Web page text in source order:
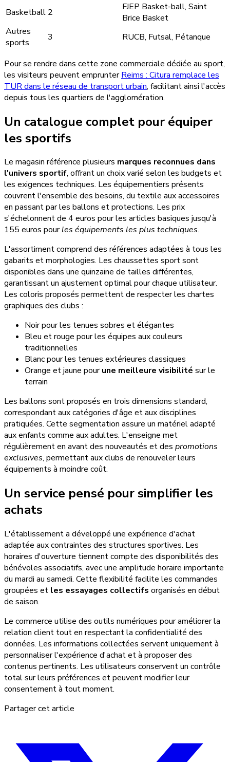
Basketball 2
FJEP Basket-ball, Saint
Brice Basket
Autres
sports
3 RUCB, Futsal, Pétanque
Pour se rendre dans cette zone commerciale dédiée au sport,
les visiteurs peuvent emprunterReims : Citura remplace les
TUR dans le réseau de transport urbain, facilitant ainsi l'accès
depuis tous les quartiers de l'agglomération.
Un catalogue complet pour équiper
les sportifs
Le magasin référence plusieurs marques reconnues dans
l'univers sportif, offrant un choix varié selon les budgets et
les exigences techniques. Les équipementiers présents
couvrent l'ensemble des besoins, du textile aux accessoires
en passant par les ballons et protections. Les prix
s'échelonnent de 4 euros pour les articles basiques jusqu'à
155 euros pourles équipements les plus techniques.
L'assortiment comprend des références adaptées à tous les
gabarits et morphologies. Les chaussettes sport sont
disponibles dans une quinzaine de tailles différentes,
garantissant un ajustement optimal pour chaque utilisateur.
Les coloris proposés permettent de respecter les chartes
graphiques des clubs :
Noir pour les tenues sobres et élégantes
Bleu et rouge pour les équipes aux couleurs
traditionnelles
Blanc pour les tenues extérieures classiques
Orange et jaune pourune meilleure visibilité sur le
terrain
Les ballons sont proposés en trois dimensions standard,
correspondant aux catégories d'âge et aux disciplines
pratiquées. Cette segmentation assure un matériel adapté
aux enfants comme aux adultes. L'enseigne met
régulièrement en avant des nouveautés et des promotions
exclusives, permettant aux clubs de renouveler leurs
équipements à moindre coût.
Un service pensé pour simplifier les
achats
L'établissement a développé une expérience d'achat
adaptée aux contraintes des structures sportives. Les
horaires d'ouverture tiennent compte des disponibilités des
bénévoles associatifs, avec une amplitude horaire importante
du mardi au samedi. Cette flexibilité facilite les commandes
groupées et les essayages collectifs organisés en début
de saison.
Le commerce utilise des outils numériques pour améliorer la
relation client tout en respectant la confidentialité des
données. Les informations collectées servent uniquement à
personnaliser l'expérience d'achat et à proposer des
contenus pertinents. Les utilisateurs conservent un contrôle
total sur leurs préférences et peuvent modifier leur
consentement à tout moment.
Partager cet article